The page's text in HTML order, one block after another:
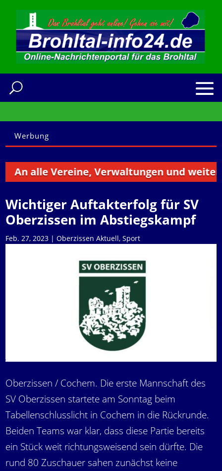
Werbung
alle Vereine, Verwaltungen und weitere
Wichtiger Auftakterfolg für SV
Oberzissen im Abstiegskampf
Feb. 27, 2023 | Oberzissen Aktuell, Sport
Oberzissen / Cochem. Die erste Mannschaft des
SV Oberzissen startete am Sonntag beim
Tabellenschlusslicht in Cochem in die Rückrunde.
Beiden Teams war klar, dass diese Partie bereits
ein Stück weit richtungsweisend sein dürfte. Die
rund 80 Zuschauer sahen zunächst keine